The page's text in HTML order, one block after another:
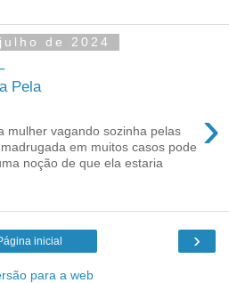
de 2024
Pela
›
mulher vagando sozinha pelas
em muitos casos pode
noção de que ela estaria
›
inicial
para a web